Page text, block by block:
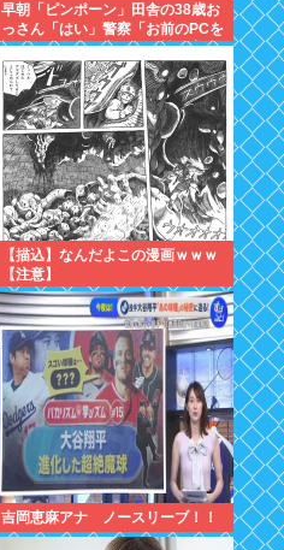
早朝「ピンポーン」田舎の38歳お
っさん「はい」警察「お前のPCを
調べる」全米行方不明・被児童搾
取センターからの通報により児
ホ゜画像を発見、逮捕
【描込】なんだよこの漫画ｗｗｗ
【注意】
吉岡恵麻アナ ノースリーブ！！